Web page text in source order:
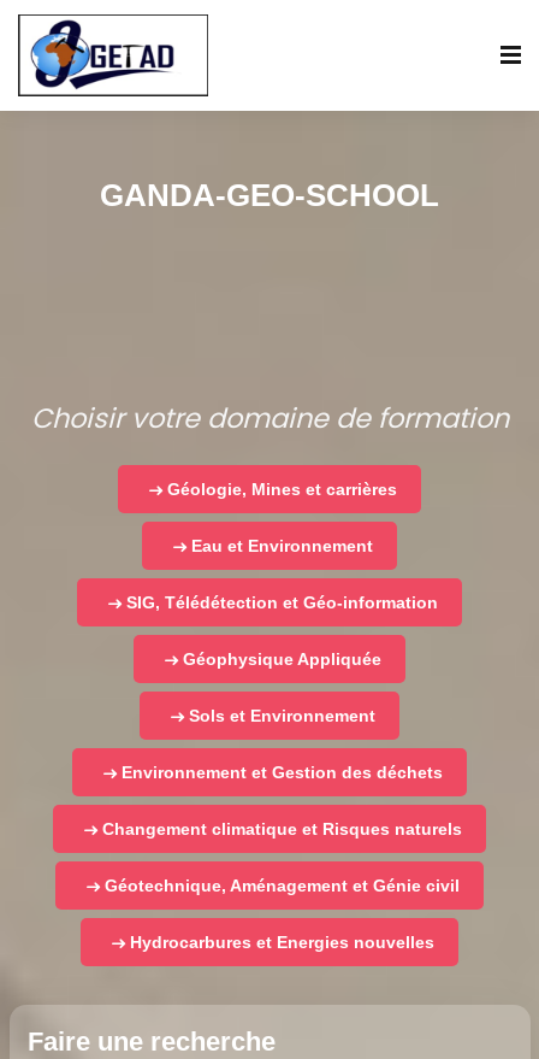
GANDA-GEO-SCHOOL
Choisir votre domaine de formation
Géologie, Mines et carrières
Eau et Environnement
SIG, Télédétection et Géo-information
Géophysique Appliquée
Sols et Environnement
Environnement et Gestion des déchets
Changement climatique et Risques naturels
Géotechnique, Aménagement et Génie civil
Hydrocarbures et Energies nouvelles
Faire une recherche